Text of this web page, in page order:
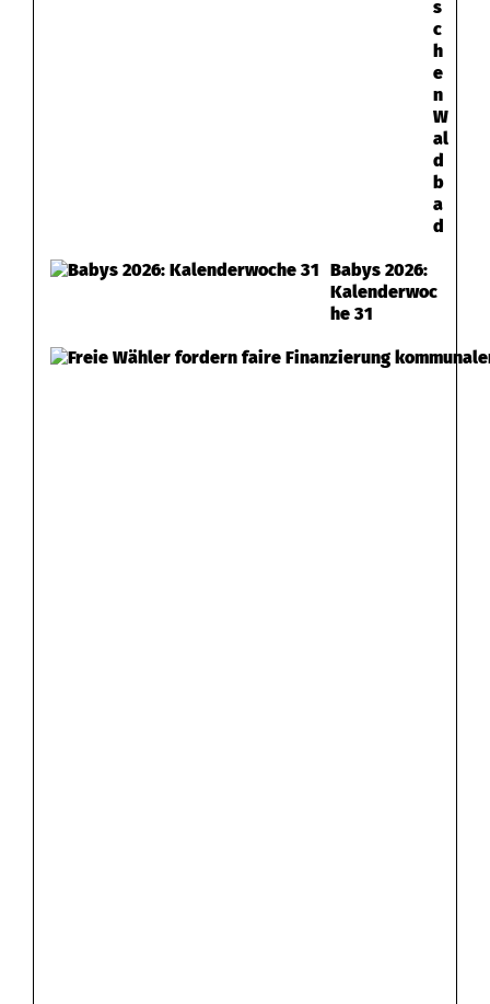
s
c
h
e
n
W
al
d
b
a
d
Babys 2026:
Kalenderwoc
he 31